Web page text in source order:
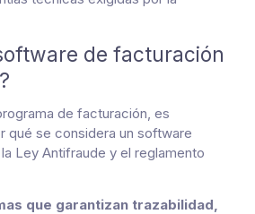
de facturación
de facturación, es
qué se considera un software
Ley Antifraude y el reglamento
que garantizan trazabilidad,